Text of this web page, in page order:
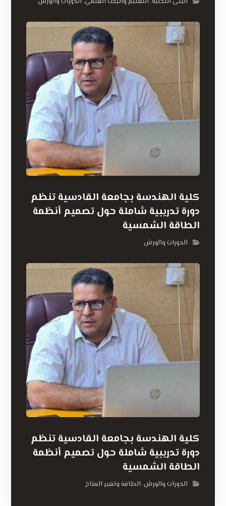
كلية الهندسة بجامعة القادسية تنظم
دورة تدريبية شاملة حول تصميم أنظمة
الطاقة الشمسية
الدورات والورش
كلية الهندسة بجامعة القادسية تنظم
دورة تدريبية شاملة حول تصميم أنظمة
الطاقة الشمسية
الدورات والورش, الطاقة وتغير المناخ